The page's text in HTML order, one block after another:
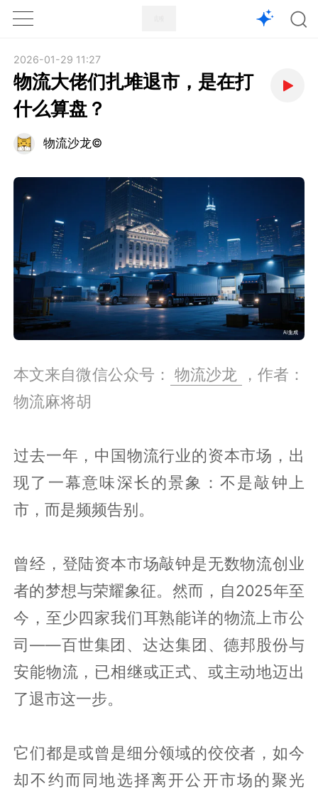
1X
2026-01-29 11:27
物流大佬们扎堆退市，是在打
什么算盘？
物流沙龙©
本文来自微信公众号： 物流沙龙
，作者：
物流麻将胡
过去一年，中国物流行业的资本市场，出
现了一幕意味深长的景象：不是敲钟上
市，而是频频告别。
曾经，登陆资本市场敲钟是无数物流创业
者的梦想与荣耀象征。然而，自2025年至
今，至少四家我们耳熟能详的物流上市公
司——百世集团、达达集团、德邦股份与
安能物流，已相继或正式、或主动地迈出
了退市这一步。
它们都是或曾是细分领域的佼佼者，如今
却不约而同地选择离开公开市场的聚光